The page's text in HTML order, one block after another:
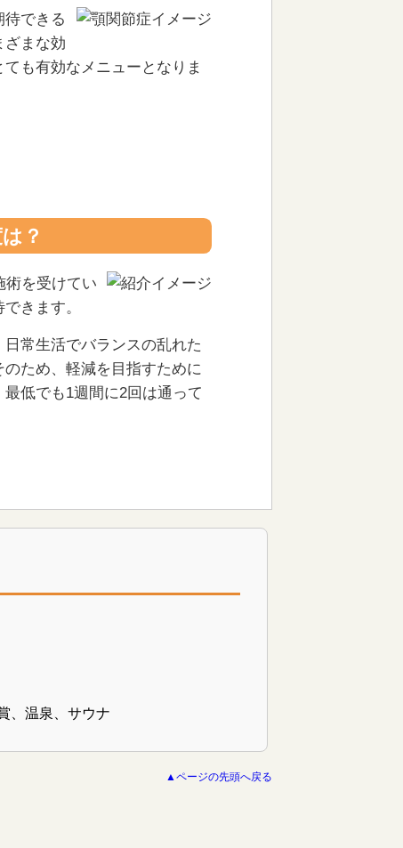
待できる
ざまな効
も有効なメニューとなりま
？
術を受けてい
きます。
常生活でバランスの乱れた
ため、軽減を目指すために
低でも1週間に2回は通って
、温泉、サウナ
▲ページの先頭へ戻る